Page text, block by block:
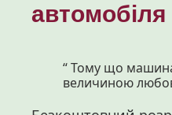
автомобіля
“ Тому що
величиною